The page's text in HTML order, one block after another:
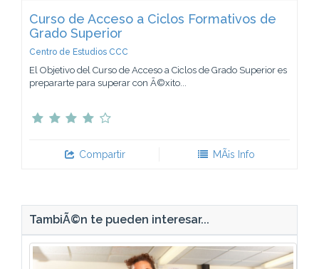
Curso de Acceso a Ciclos Formativos de
Grado Superior
Centro de Estudios CCC
El Objetivo del Curso de Acceso a Ciclos de Grado Superior es
prepararte para superar con Ã©xito...
Compartir MÃ¡s Info
TambiÃ©n te pueden interesar...